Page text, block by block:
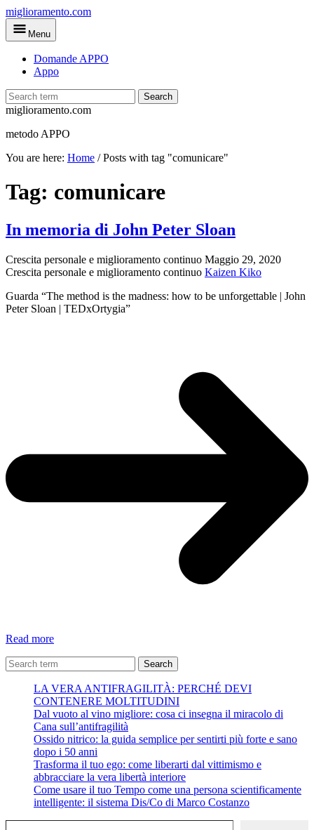
Skip
to
main
miglioramento.com
Menu
Domande APPO
Appo
Search
miglioramento.com
metodo APPO
You are here: Home /Posts with tag "comunicare"
Tag: comunicare
In memoria di John Peter Sloan
Crescita personale e miglioramento continuo Maggio 29, 2020
Crescita personale e miglioramento continuo Kaizen Kiko
Guarda “The method is the madness: how to be unforgettable | John
Peter Sloan | TEDxOrtygia”
Read moreIn
di
Peter
Sloan
Search
LA VERA ANTIFRAGILITÀ: PERCHÉ DEVI
CONTENERE MOLTITUDINI
Dal vuoto al vino migliore: cosa ci insegna il miracolo di
Cana sull’antifragilità
Ossido nitrico: la guida semplice per sentirti più forte e sano
dopo i 50 anni
Trasforma il tuo ego: come liberarti dal vittimismo e
abbracciare la vera libertà interiore
Come usare il tuo Tempo come una persona scientificamente
intelligente: il sistema Dis/Co di Marco Costanzo
Digita la tua e-mail...